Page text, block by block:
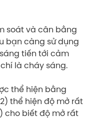
soát và cân bằng
bạn càng sử dụng
tiến tới cảm
là cháy sáng.
thể hiện bằng
thể hiện độ mở rất
cho biết độ mở rất